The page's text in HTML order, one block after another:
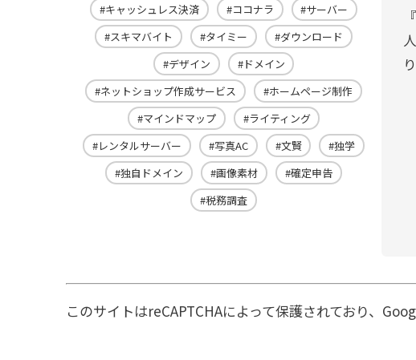
キャッシュレス決済
ココナラ
サーバー
スキマバイト
タイミー
ダウンロード
デザイン
ドメイン
ネットショップ作成サービス
ホームページ制作
マインドマップ
ライティング
レンタルサーバー
写真AC 文賢
独学
独自ドメイン
画像素材
確定申告
税務調査
このサイトはreCAPTCHAによって保護されており、